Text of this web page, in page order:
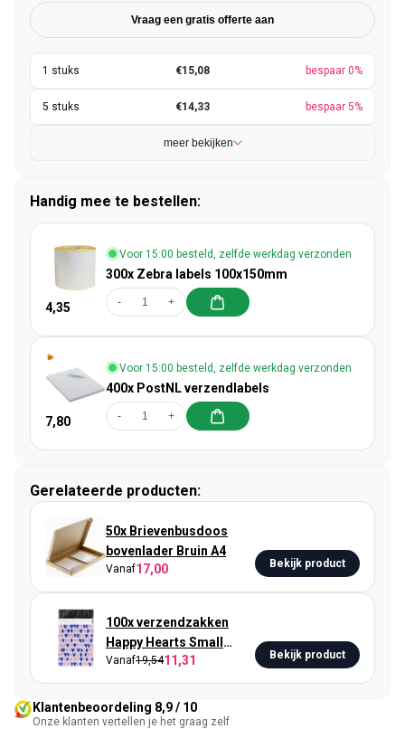
Vraag een gratis offerte aan
€15,08 bespaar 0%
€14,33 bespaar 5%
meer bekijken
Handig mee te bestellen:
4,35
Voor 15:00 besteld, zelfde werkdag verzonden
300x Zebra labels 100x150mm
- +
7,80
Voor 15:00 besteld, zelfde werkdag verzonden
400x PostNL verzendlabels
- +
Gerelateerde producten:
50x Brievenbusdoos
bovenlader Bruin A4
Vanaf17,00 Bekijk product
100x verzendzakken
Happy Hearts Small
Retoursluiting
Vanaf19,5411,31 Bekijk product
Klantenbeoordeling 8,9 / 10
Onze klanten vertellen je het graag zelf